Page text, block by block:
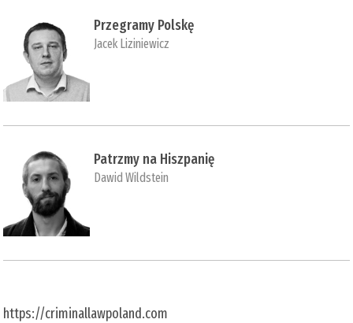
Przegramy Polskę
Jacek Liziniewicz
Patrzmy na Hiszpanię
Dawid Wildstein
https://criminallawpoland.com